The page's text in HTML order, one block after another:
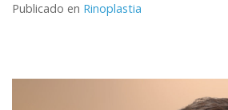
Publicado en Rinoplastia